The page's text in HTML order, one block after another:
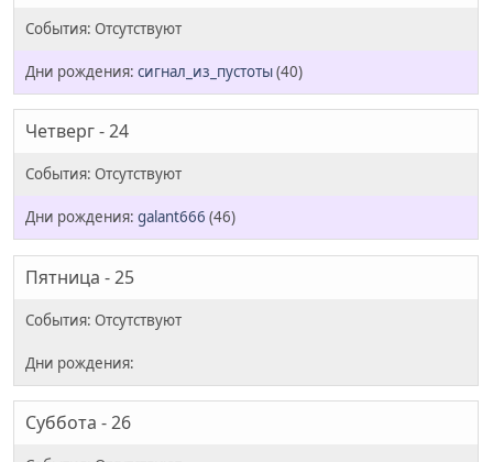
сигнал_из_пустоты(40)
Четверг - 24
galant666 (46)
Пятница - 25
Суббота - 26